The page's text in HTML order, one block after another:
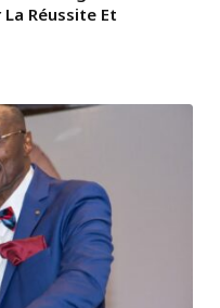
Réussite Et